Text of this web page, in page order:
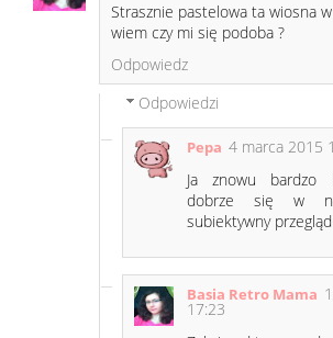
Strasznie pastelowa ta wiosna
wiem czy mi się podoba ?
Odpowiedz
Odpowiedzi
Pepa 4 marca 2015
Ja znowu
dobrze się w
subiektywny
Basia Retro Mama
17:23